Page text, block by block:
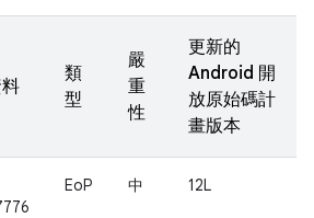
類
型
嚴
重
性
更新的
Android 開
放原始碼計
畫版本
EoP 中 12L